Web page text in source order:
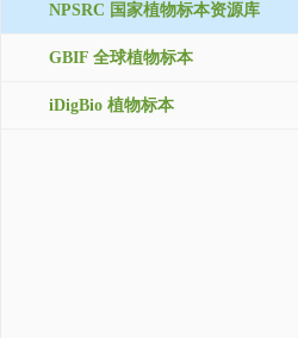
NPSRC 国家植物标本资源库
GBIF 全球植物标本
iDigBio 植物标本